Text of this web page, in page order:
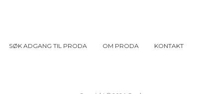
SØK ADGANG TIL PRODA OM PRODA KONTAKT